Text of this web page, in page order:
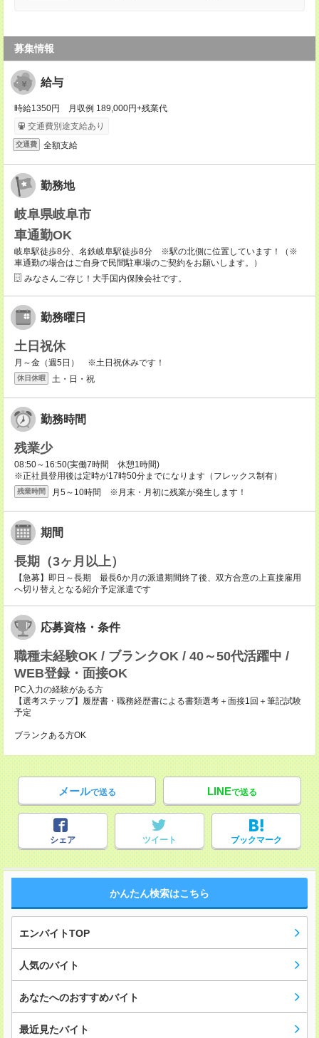
募集情報
給与
時給1350円 月収例 189,000円+残業代
交通費別途支給あり
交通費 全額支給
勤務地
岐阜県岐阜市
車通勤OK
岐阜駅徒歩8分、名鉄岐阜駅徒歩8分 ※駅の北側に位置しています！（※
車通勤の場合はご自身で民間駐車場のご契約をお願いします。）
みなさんご存じ！大手国内保険会社です。
勤務曜日
土日祝休
月～金（週5日） ※土日祝休みです！
休日休暇 土・日・祝
勤務時間
残業少
08:50～16:50(実働7時間 休憩1時間)
※正社員登用後は定時が17時50分までになります（フレックス制有）
残業時間 月5～10時間 ※月末・月初に残業が発生します！
期間
長期（3ヶ月以上）
【急募】即日～長期 最長6か月の派遣期間終了後、双方合意の上直接雇用
へ切り替えとなる紹介予定派遣です
応募資格・条件
職種未経験OK / ブランクOK / 40～50代活躍中 /
WEB登録・面接OK
PC入力の経験がある方
【選考ステップ】履歴書・職務経歴書による書類選考＋面接1回＋筆記試験
予定
ブランクある方OK
メールで送る LINEで送る
シェア ツイート ブックマーク
かんたん検索はこちら
エンバイトTOP
人気のバイト
あなたへのおすすめバイト
最近見たバイト